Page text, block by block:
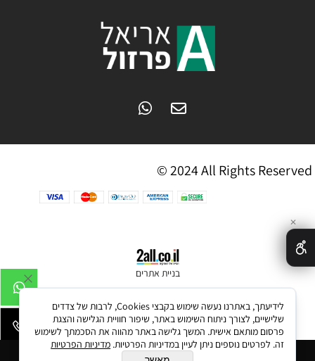
© 2024 All Rights Reserved
בניית אתרים
✕
לידיעתך, באתרנו נעשה שימוש בקבצי Cookies, לרבות של צדדים
שלישיים, לצורך ניתוח השימוש באתר, שיפור חוויית הגלישה והצגת
פרסום מותאם אישית. המשך גלישה באתר מהווה את הסכמתך לשימוש
זה. לפרטים נוספים ניתן לעיין במדיניות הפרטיות. מדיניות הפרטיות